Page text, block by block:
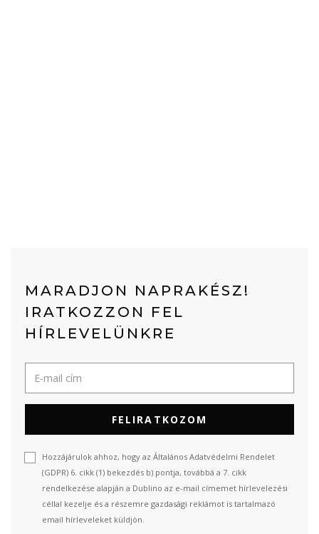
MARADJON NAPRAKÉSZ!
IRATKOZZON FEL
HÍRLEVELÜNKRE
FELIRATKOZOM
Hozzájárulok ahhoz, hogy az Általános Adatvédelmi Rendelet
(GDPR) 6. cikk (1) bekezdés b) pontja, továbbá a 7. cikk
rendelkezése alapján a Dublino az e-mail címemet hírlevelezési
céllal kezelje és a részemre gazdasági reklámot is tartalmazó
email hírleveleket küldjön.